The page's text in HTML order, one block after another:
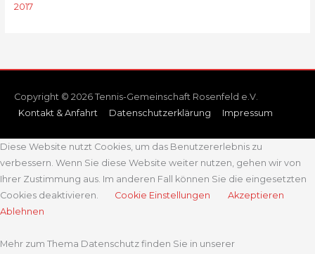
2017
Copyright © 2026 Tennis-Gemeinschaft Rosenfeld e.V.
Kontakt & Anfahrt
Datenschutzerklärung Impressum
Diese Website nutzt Cookies, um das Benutzererlebnis zu
verbessern. Wenn Sie diese Website weiter nutzen, gehen wir von
Ihrer Zustimmung aus. Im anderen Fall können Sie die eingesetzten
Cookies deaktivieren.
Cookie Einstellungen
Akzeptieren
Ablehnen
Mehr zum Thema Datenschutz finden Sie in unserer